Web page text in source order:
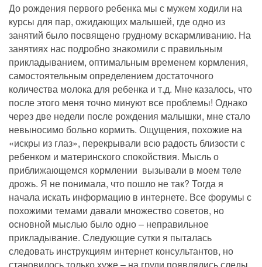
До рождения первого ребенка мы с мужем ходили на
курсы для пар, ожидающих малышей, где одно из
занятий было посвящено грудному вскармливанию. На
занятиях нас подробно знакомили с правильным
прикладыванием, оптимальным временем кормления,
самостоятельным определением достаточного
количества молока для ребенка и т.д. Мне казалось, что
после этого меня точно минуют все проблемы! Однако
через две недели после рождения малышки, мне стало
невыносимо больно кормить. Ощущения, похожие на
«искры из глаз», перекрывали всю радость близости с
ребенком и материнского спокойствия. Мысль о
приближающемся кормлении вызывали в моем теле
дрожь. Я не понимала, что пошло не так? Тогда я
начала искать информацию в интернете. Все форумы с
похожими темами давали множество советов, но
основной мыслью было одно – неправильное
прикладывание. Следующие сутки я пыталась
следовать инструкциям интернет консультантов, но
становилось только хуже – на груди появлялись следы